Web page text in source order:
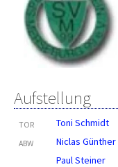
Aufstellung
TOR Toni Schmidt
ABW Niclas Günther
Paul Steiner